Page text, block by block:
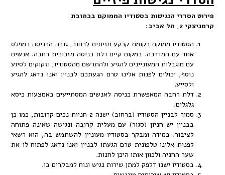
הנגישות בסטודיו הממוקם בכתובת
תל אביב :
ממוקם בקומת קרקע חזיתית לרחוב, גובה הכניסה במפלס
עם המדרכה. במקום קיים דלת כניסה מזכוכית רחבה. אנשים
מוגבלות המעוניינים להגיע ולהתרשם מהסטודיו, וזקוקים לסיוע
יכולים לפנות אלינו טרם הגעתכם לבניין ואנו נדאג להגיע
רחבה המאפשרת כניסה לאנשים המסתייעים באמצעות כיסא
סמוך לבניין הסטודיו (ברחוב) ישנה 2 חניות נכים קרובות, כמו כן
יש חניון (סגור) עם מעלית קרובה ונגישה שאינה פתוחה
במידה ומבקר בסטודיו מעוניין להשתמש בה, הוא רשאי
אלינו טלפונית טרם הגעתו לבניין ואנו נדאג לפתוח לו את
החניה ולכוון אותו היכן לחנות.
ישנו דלפק למתן שירות נגיש ונוח למבקרים בו.